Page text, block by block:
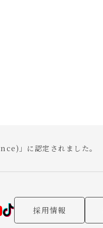
」に認定されました。
採用情報